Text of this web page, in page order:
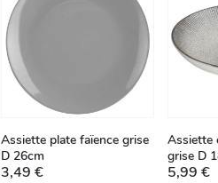
Assiette plate faïence grise
D 26cm
3,49 €
Assiette
grise D
5,99 €